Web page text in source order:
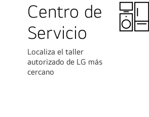
Centro de
Servicio
Localiza el taller
autorizado de LG más
cercano